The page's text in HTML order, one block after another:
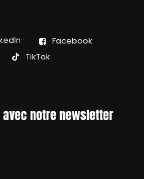
Facebook
TikTok
notre newsletter